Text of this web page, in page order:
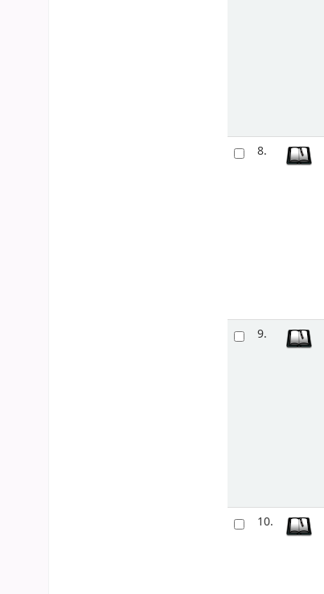
8.
9.
10.